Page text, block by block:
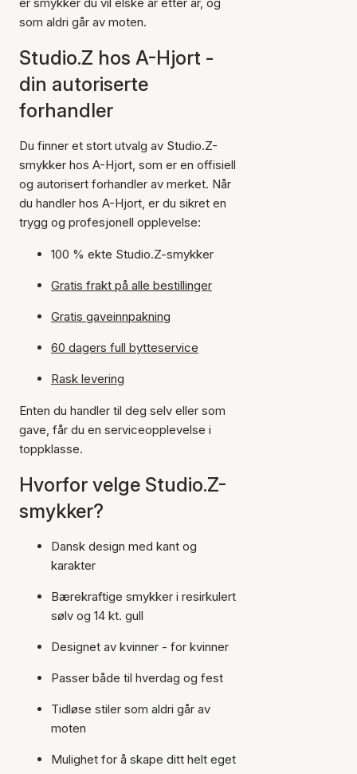
som aldri går av moten.
Studio.Z hos A-Hjort -
din autoriserte
forhandler
Du finner et stort utvalg av Studio.Z-
smykker hos A-Hjort, som er en offisiell
og autorisert forhandler av merket. Når
du handler hos A-Hjort, er du sikret en
trygg og profesjonell opplevelse:
100 % ekte Studio.Z-smykker
Gratis frakt på alle bestillinger
Gratis gaveinnpakning
60 dagers full bytteservice
Rask levering
Enten du handler til deg selv eller som
gave, får du en serviceopplevelse i
toppklasse.
Hvorfor velge Studio.Z-
smykker?
Dansk design med kant og
karakter
Bærekraftige smykker i resirkulert
sølv og 14 kt. gull
Designet av kvinner - for kvinner
Passer både til hverdag og fest
Tidløse stiler som aldri går av
moten
Mulighet for å skape ditt helt eget